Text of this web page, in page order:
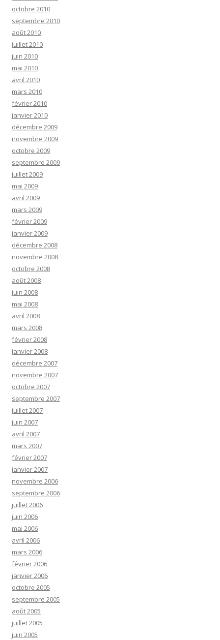
octobre 2010
septembre 2010
août 2010
juillet 2010
juin 2010
mai 2010
avril 2010
mars 2010
février 2010
janvier 2010
décembre 2009
novembre 2009
octobre 2009
septembre 2009
juillet 2009
mai 2009
avril 2009
mars 2009
février 2009
janvier 2009
décembre 2008
novembre 2008
octobre 2008
août 2008
juin 2008
mai 2008
avril 2008
mars 2008
février 2008
janvier 2008
décembre 2007
novembre 2007
octobre 2007
septembre 2007
juillet 2007
juin 2007
avril 2007
mars 2007
février 2007
janvier 2007
novembre 2006
septembre 2006
juillet 2006
juin 2006
mai 2006
avril 2006
mars 2006
février 2006
janvier 2006
octobre 2005
septembre 2005
août 2005
juillet 2005
juin 2005